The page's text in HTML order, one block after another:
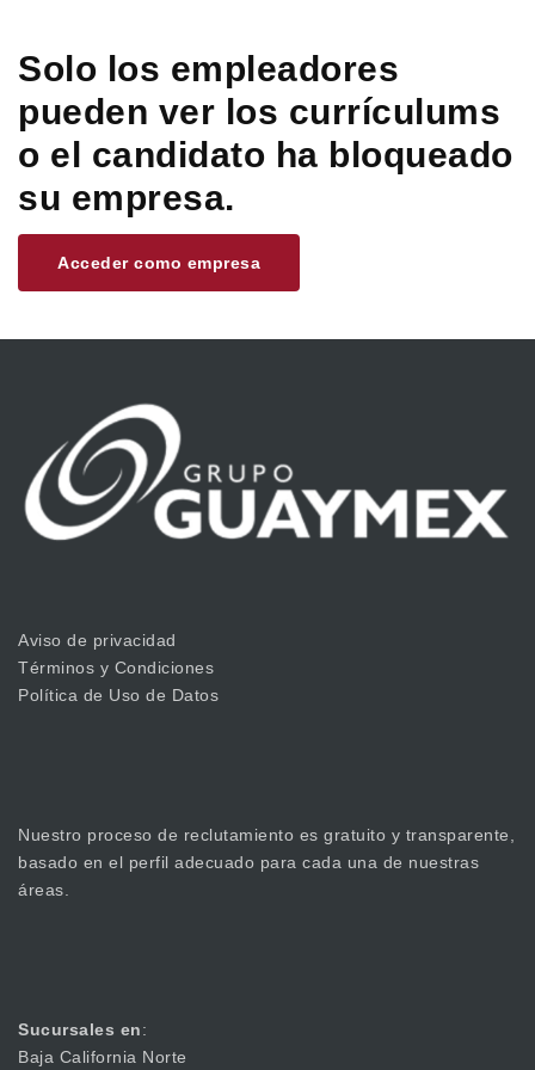
Solo los empleadores
pueden ver los currículums
o el candidato ha bloqueado
su empresa.
Acceder como empresa
Aviso de privacidad
Términos y Condiciones
Política de Uso de Datos
Nuestro proceso de reclutamiento es gratuito y transparente,
basado en el perfil adecuado para cada una de nuestras
áreas.
Sucursales en:
Baja California Norte